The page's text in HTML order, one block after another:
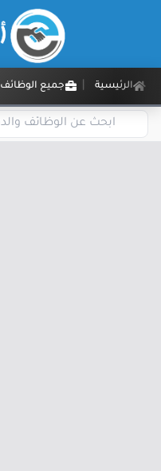
الرئيسية جميع الوظائف